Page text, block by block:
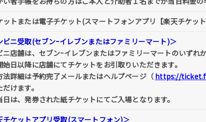
ットまたは電子チケット(スマートフォンアプリ【楽天チケッ
ビニ受取(セブンｰイレブンまたはファミリーマート)＞
ニ店舗は、セブンｰイレブンまたはファミリーマートのいずれ
始日以降に店舗にてチケットをお引取りいただきます。
法詳細は予約完了メールまたはヘルプページ（ https://
けます。
日は、発券された紙チケットにてご入場となります。
チケットアプリ受取(スマートフォン)＞